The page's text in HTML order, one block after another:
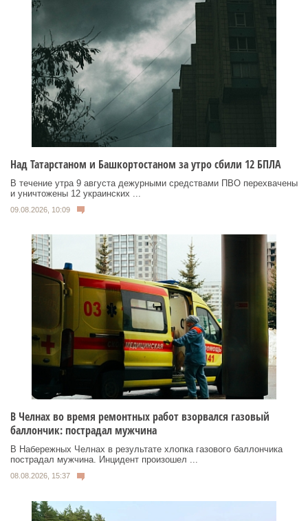
Над Татарстаном и Башкортостаном за утро сбили 12 БПЛА
В течение утра 9 августа дежурными средствами ПВО перехвачены
и уничтожены 12 украинских ...
09.08.2026, 10:09
В Челнах во время ремонтных работ взорвался газовый
баллончик: пострадал мужчина
В Набережных Челнах в результате хлопка газового баллончика
пострадал мужчина. Инцидент произошел ...
08.08.2026, 15:37